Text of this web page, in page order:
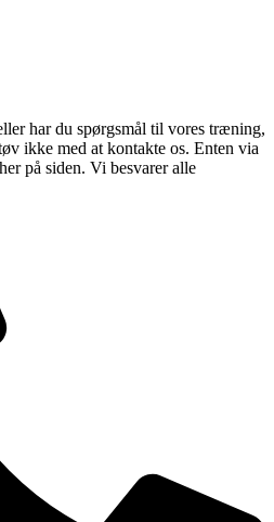
har du spørgsmål til vores træning,
ikke med at kontakte os. Enten via
på siden. Vi besvarer alle